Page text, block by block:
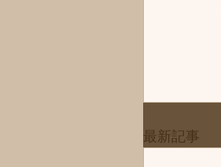
最新記事